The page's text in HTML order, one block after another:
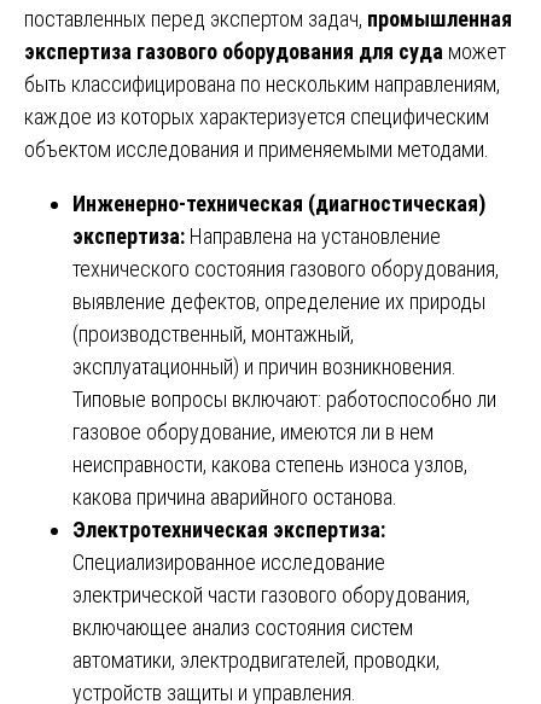
поставленных перед экспертом задач, промышленная
экспертиза газового оборудования для суда может
быть классифицирована по нескольким направлениям,
каждое из которых характеризуется специфическим
объектом исследования и применяемыми методами.
Инженерно-техническая (диагностическая)
экспертиза: Направлена на установление
технического состояния газового оборудования,
выявление дефектов, определение их природы
(производственный, монтажный,
эксплуатационный) и причин возникновения.
Типовые вопросы включают: работоспособно ли
газовое оборудование, имеются ли в нем
неисправности, какова степень износа узлов,
какова причина аварийного останова.
Электротехническая экспертиза:
Специализированное исследование
электрической части газового оборудования,
включающее анализ состояния систем
автоматики, электродвигателей, проводки,
устройств защиты и управления.